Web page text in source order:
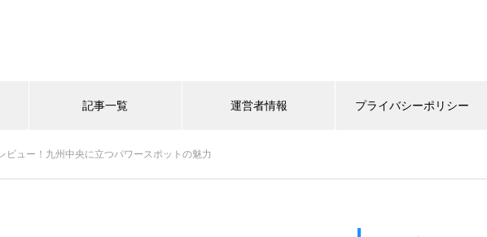
記事一覧 運営者情報 プライバシーポリシー
ビュー！九州中央に立つパワースポットの魅力